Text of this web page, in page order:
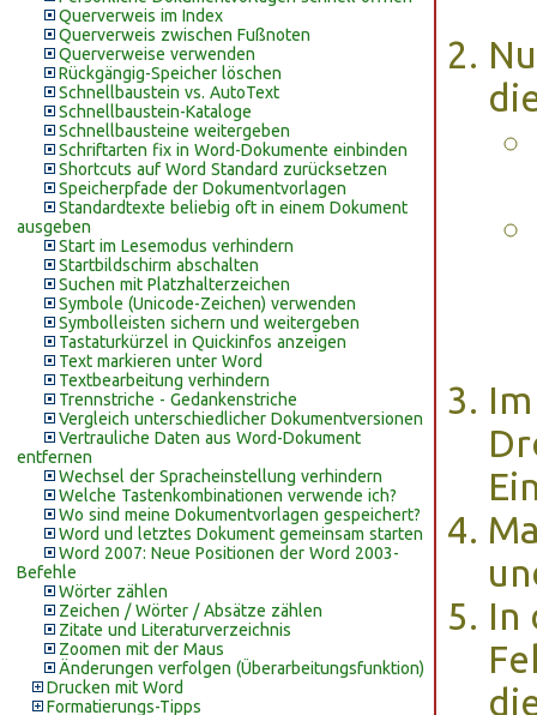
Querverweis im Index
Querverweis zwischen Fußnoten
Querverweise verwenden
Rückgängig-Speicher löschen
Schnellbaustein vs. AutoText
Schnellbaustein-Kataloge
Schnellbausteine weitergeben
Schriftarten fix in Word-Dokumente einbinden
Shortcuts auf Word Standard zurücksetzen
Speicherpfade der Dokumentvorlagen
Standardtexte beliebig oft in einem Dokument
ausgeben
Start im Lesemodus verhindern
Startbildschirm abschalten
Suchen mit Platzhalterzeichen
Symbole (Unicode-Zeichen) verwenden
Symbolleisten sichern und weitergeben
Tastaturkürzel in Quickinfos anzeigen
Text markieren unter Word
Textbearbeitung verhindern
Trennstriche - Gedankenstriche
Vergleich unterschiedlicher Dokumentversionen
Vertrauliche Daten aus Word-Dokument
entfernen
Wechsel der Spracheinstellung verhindern
Welche Tastenkombinationen verwende ich?
Wo sind meine Dokumentvorlagen gespeichert?
Word und letztes Dokument gemeinsam starten
Word 2007: Neue Positionen der Word 2003-
Befehle
Wörter zählen
Zeichen / Wörter / Absätze zählen
Zitate und Literaturverzeichnis
Zoomen mit der Maus
Änderungen verfolgen (Überarbeitungsfunktion)
Drucken mit Word
Formatierungs-Tipps
In